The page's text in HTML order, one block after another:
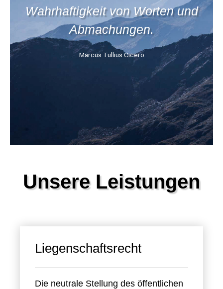
Wahrhaftigkeit von Worten und
Abmachungen.
Marcus Tullius Cicero
Unsere Leistungen
Liegenschaftsrecht
Die neutrale Stellung des öffentlichen